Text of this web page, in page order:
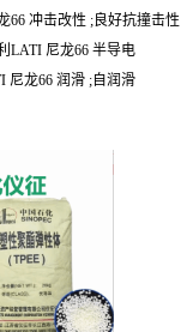
66 冲击改性 ;良好抗撞击性
LATI 尼龙66 半导电
尼龙66 润滑 ;自润滑